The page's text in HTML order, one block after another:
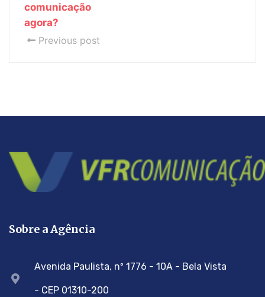
comunicação
agora?
Previous post
Sobre a Agência
Avenida Paulista, nº 1776 - 10A - Bela Vista
- CEP 01310-200